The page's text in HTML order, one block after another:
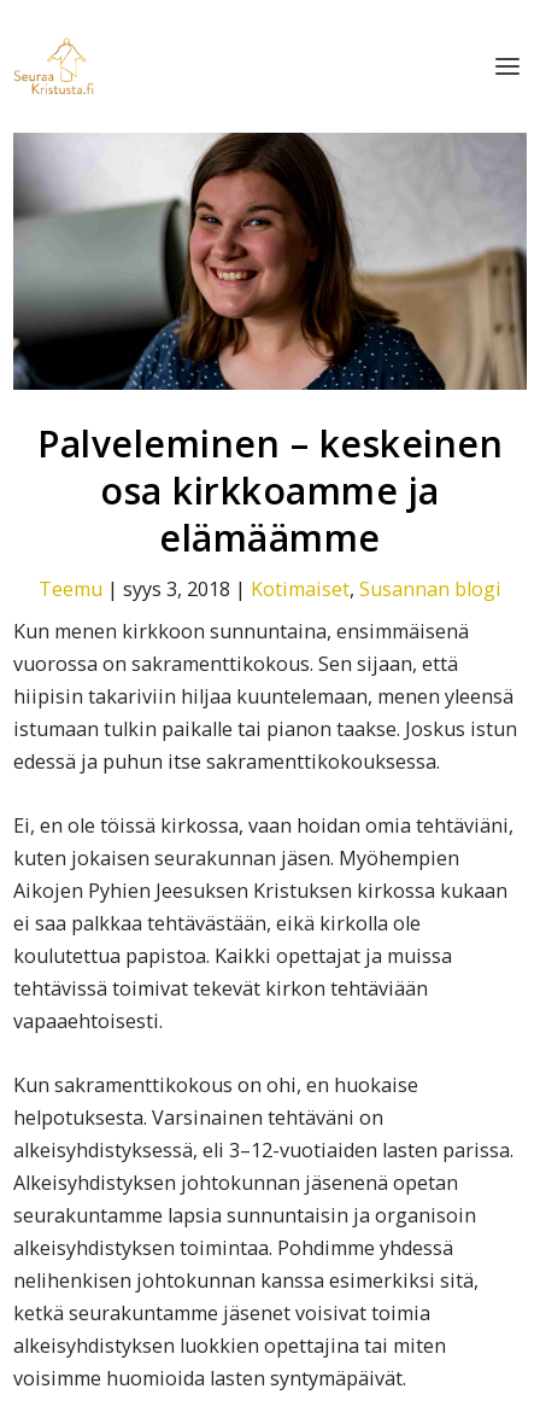
Palveleminen – keskeinen
osa kirkkoamme ja
elämäämme
Teemu | syys 3, 2018 | Kotimaiset, Susannan blogi
Kun menen kirkkoon sunnuntaina, ensimmäisenä
vuorossa on sakramenttikokous. Sen sijaan, että
hiipisin takariviin hiljaa kuuntelemaan, menen yleensä
istumaan tulkin paikalle tai pianon taakse. Joskus istun
edessä ja puhun itse sakramenttikokouksessa.
Ei, en ole töissä kirkossa, vaan hoidan omia tehtäviäni,
kuten jokaisen seurakunnan jäsen. Myöhempien
Aikojen Pyhien Jeesuksen Kristuksen kirkossa kukaan
ei saa palkkaa tehtävästään, eikä kirkolla ole
koulutettua papistoa. Kaikki opettajat ja muissa
tehtävissä toimivat tekevät kirkon tehtäviään
vapaaehtoisesti.
Kun sakramenttikokous on ohi, en huokaise
helpotuksesta. Varsinainen tehtäväni on
alkeisyhdistyksessä, eli 3–12-vuotiaiden lasten parissa.
Alkeisyhdistyksen johtokunnan jäsenenä opetan
seurakuntamme lapsia sunnuntaisin ja organisoin
alkeisyhdistyksen toimintaa. Pohdimme yhdessä
nelihenkisen johtokunnan kanssa esimerkiksi sitä,
ketkä seurakuntamme jäsenet voisivat toimia
alkeisyhdistyksen luokkien opettajina tai miten
voisimme huomioida lasten syntymäpäivät.